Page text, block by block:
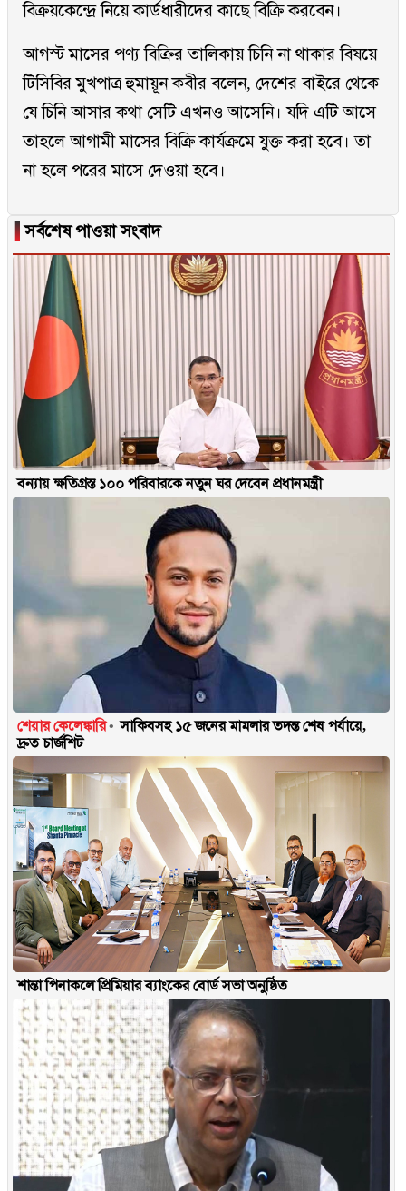
বিক্রয়কেন্দ্রে নিয়ে কার্ডধারীদের কাছে বিক্রি করবেন।
আগস্ট মাসের পণ্য বিক্রির তালিকায় চিনি না থাকার বিষয়ে
টিসিবির মুখপাত্র হুমায়ূন কবীর বলেন, দেশের বাইরে থেকে
যে চিনি আসার কথা সেটি এখনও আসেনি। যদি এটি আসে
তাহলে আগামী মাসের বিক্রি কার্যক্রমে যুক্ত করা হবে। তা
না হলে পরের মাসে দেওয়া হবে।
▐সর্বশেষ পাওয়া সংবাদ
বন্যায় ক্ষতিগ্রস্ত ১০০ পরিবারকে নতুন ঘর দেবেন প্রধানমন্ত্রী
শেয়ার কেলেঙ্কারি
সাকিবসহ ১৫ জনের মামলার তদন্ত শেষ পর্যায়ে,
দ্রুত চার্জশিট
শান্তা পিনাকলে প্রিমিয়ার ব্যাংকের বোর্ড সভা অনুষ্ঠিত